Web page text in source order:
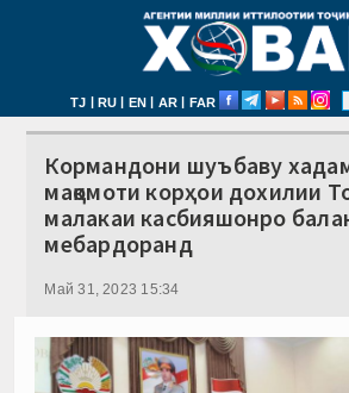
TJ | RU | EN | AR | FAR
Кормандони шуъбаву
мақомоти корҳои дохилии
малакаи касбияшонро
мебардоранд
Май 31, 2023 15:34